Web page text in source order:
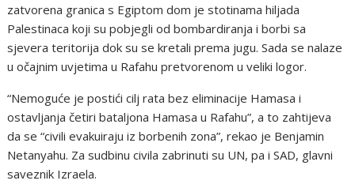
zatvorena granica s Egiptom dom je stotinama hiljada
Palestinaca koji su pobjegli od bombardiranja i borbi sa
sjevera teritorija dok su se kretali prema jugu. Sada se nalaze
u očajnim uvjetima u Rafahu pretvorenom u veliki logor.
“Nemoguće je postići cilj rata bez eliminacije Hamasa i
ostavljanja četiri bataljona Hamasa u Rafahu”, a to zahtijeva
da se “civili evakuiraju iz borbenih zona”, rekao je Benjamin
Netanyahu. Za sudbinu civila zabrinuti su UN, pa i SAD, glavni
saveznik Izraela.